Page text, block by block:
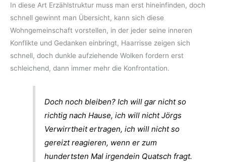
In diese Art Erzählstruktur muss man erst hineinfinden, doch
schnell gewinnt man Übersicht, kann sich diese
Wohngemeinschaft vorstellen, in der jeder seine inneren
Konflikte und Gedanken einbringt, Haarrisse zeigen sich
schnell, doch dunkle aufziehende Wolken fordern erst
schleichend, dann immer mehr die Konfrontation.
Doch noch bleiben? Ich will gar nicht so
richtig nach Hause, ich will nicht Jörgs
Verwirrtheit ertragen, ich will nicht so
gereizt reagieren, wenn er zum
hundertsten Mal irgendein Quatsch fragt.